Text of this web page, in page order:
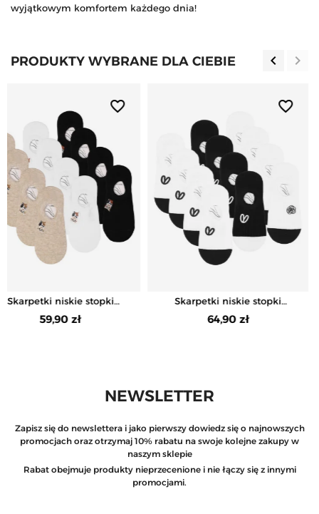
wyjątkowym komfortem każdego dnia!
PRODUKTY WYBRANE DLA CIEBIE keyboard_arrow_left keyboard_arrow_right
favorite_border
Skarpetki niskie stopki
z haftem w kotki
59,90 zł
favorite_border
Skarpetki niskie stopki
damskie w prążek z haftem
12-pak
64,90 zł
NEWSLETTER
Zapisz się do newslettera i jako pierwszy dowiedz się o najnowszych
promocjach oraz otrzymaj 10% rabatu na swoje kolejne zakupy w
naszym sklepie
Rabat obejmuje produkty nieprzecenione i nie łączy się z innymi
promocjami.